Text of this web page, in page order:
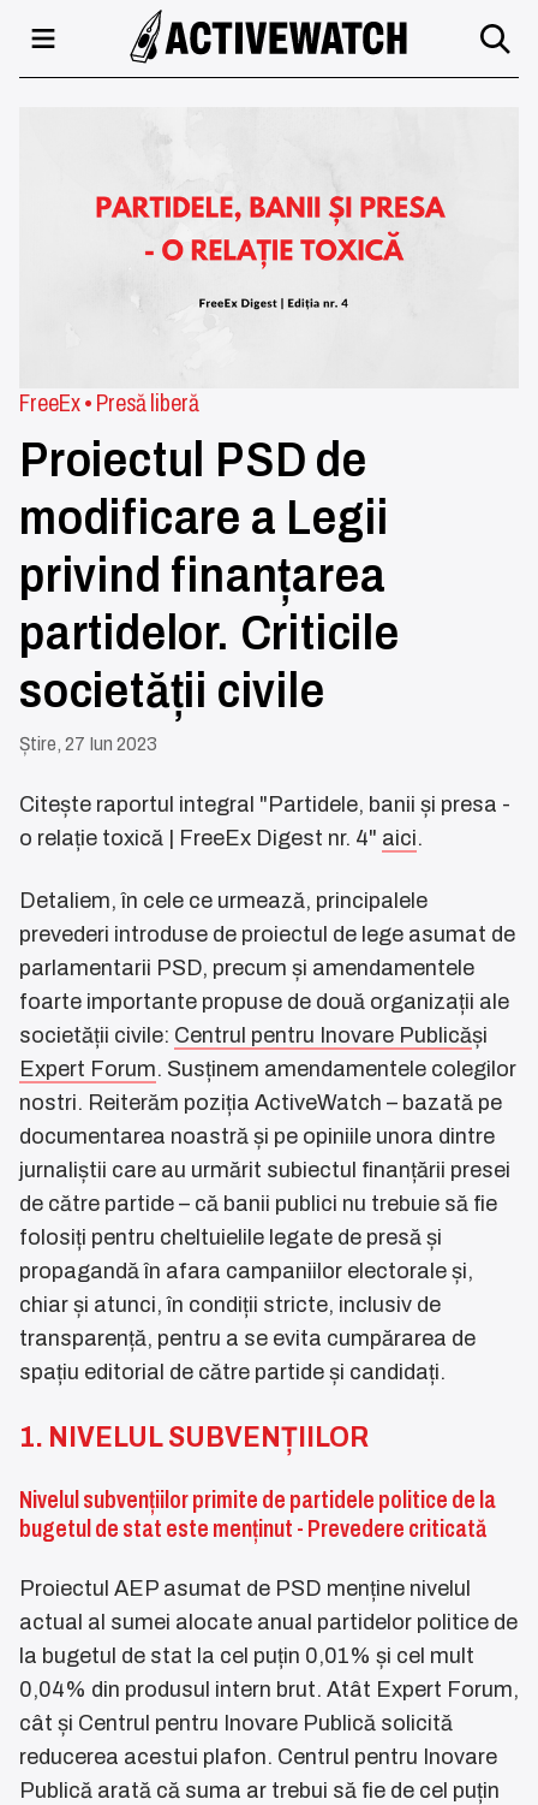
FreeEx• Presă liberă
Proiectul PSD de
modificare a Legii
privind finanțarea
partidelor. Criticile
societății civile
Știre, 27 Iun 2023
Citește raportul integral "Partidele, banii și presa -
o relație toxică | FreeEx Digest nr. 4" aici.
Detaliem, în cele ce urmează, principalele
prevederi introduse de proiectul de lege asumat de
parlamentarii PSD, precum și amendamentele
foarte importante propuse de două organizații ale
societății civile: Centrul pentru Inovare Publicăși
Expert Forum. Susținem amendamentele colegilor
nostri. Reiterăm poziția ActiveWatch – bazată pe
documentarea noastră și pe opiniile unora dintre
jurnaliștii care au urmărit subiectul finanțării presei
de către partide – că banii publici nu trebuie să fie
folosiți pentru cheltuielile legate de presă și
propagandă în afara campaniilor electorale și,
chiar și atunci, în condiții stricte, inclusiv de
transparență, pentru a se evita cumpărarea de
spațiu editorial de către partide și candidați.
1. NIVELUL SUBVENȚIILOR
Nivelul subvențiilor primite de partidele politice de la
bugetul de stat este menținut - Prevedere criticată
Proiectul AEP asumat de PSD menține nivelul
actual al sumei alocate anual partidelor politice de
la bugetul de stat la cel puțin 0,01% și cel mult
0,04% din produsul intern brut. Atât Expert Forum,
cât și Centrul pentru Inovare Publică solicită
reducerea acestui plafon. Centrul pentru Inovare
Publică arată că suma ar trebui să fie de cel puțin